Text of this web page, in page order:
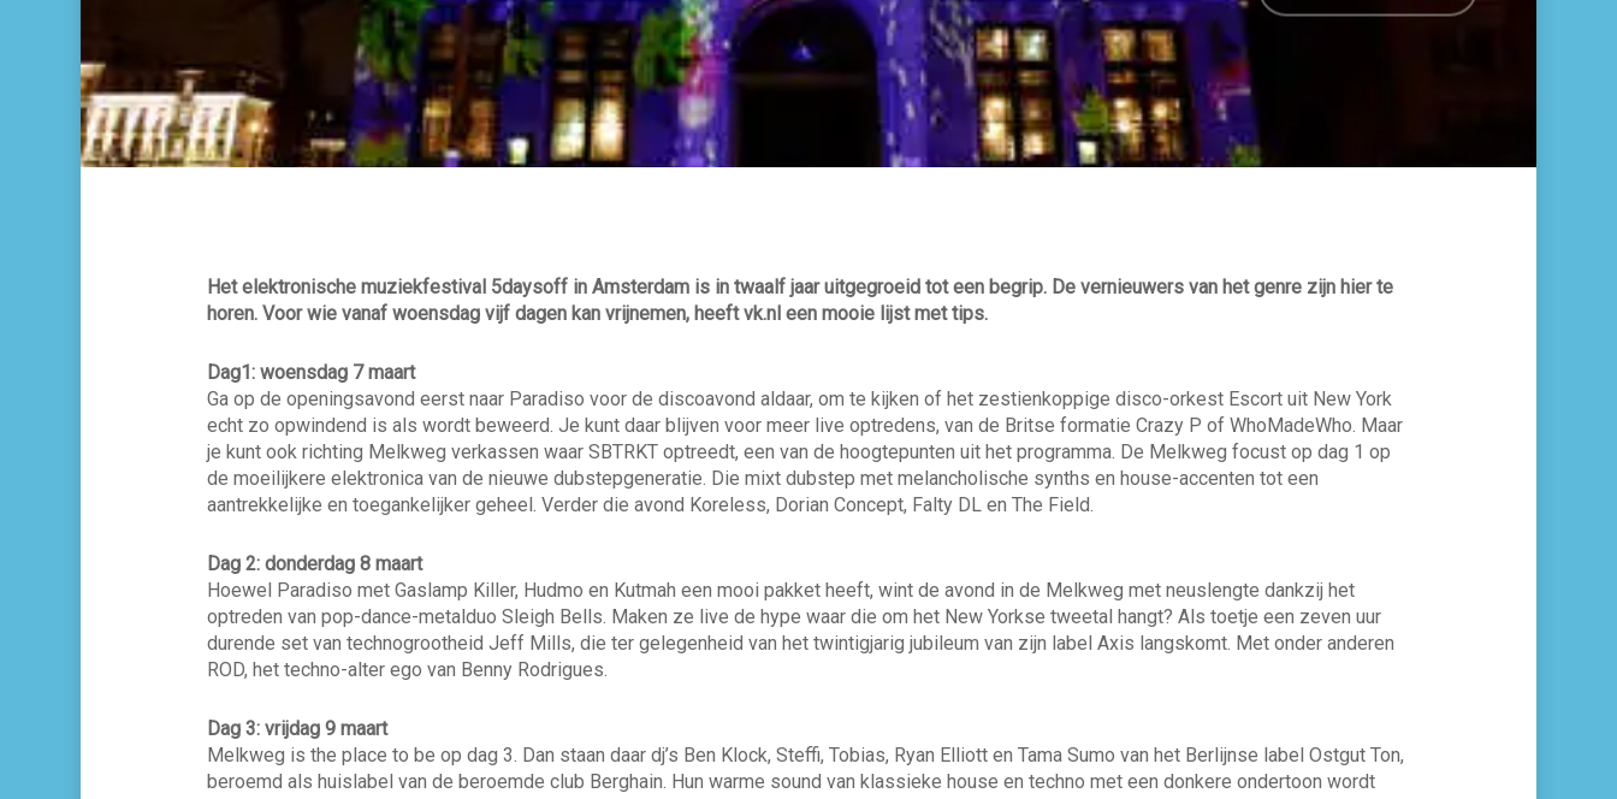
Het elektronische muziekfestival 5daysoff in Amsterdam is in twaalf jaar uitgegroeid tot een begrip. De vernieuwers van het genre zijn hier te
horen. Voor wie vanaf woensdag vijf dagen kan vrijnemen, heeft vk.nl een mooie lijst met tips.
Dag1: woensdag 7 maart
Ga op de openingsavond eerst naar Paradiso voor de discoavond aldaar, om te kijken of het zestienkoppige disco-orkest Escort uit New York
echt zo opwindend is als wordt beweerd. Je kunt daar blijven voor meer live optredens, van de Britse formatie Crazy P of WhoMadeWho. Maar
je kunt ook richting Melkweg verkassen waar SBTRKT optreedt, een van de hoogtepunten uit het programma. De Melkweg focust op dag 1 op
de moeilijkere elektronica van de nieuwe dubstepgeneratie. Die mixt dubstep met melancholische synths en house-accenten tot een
aantrekkelijke en toegankelijker geheel. Verder die avond Koreless, Dorian Concept, Falty DL en The Field.
Dag 2: donderdag 8 maart
Hoewel Paradiso met Gaslamp Killer, Hudmo en Kutmah een mooi pakket heeft, wint de avond in de Melkweg met neuslengte dankzij het
optreden van pop-dance-metalduo Sleigh Bells. Maken ze live de hype waar die om het New Yorkse tweetal hangt? Als toetje een zeven uur
durende set van technogrootheid Jeff Mills, die ter gelegenheid van het twintigjarig jubileum van zijn label Axis langskomt. Met onder anderen
ROD, het techno-alter ego van Benny Rodrigues.
Dag 3: vrijdag 9 maart
Melkweg is the place to be op dag 3. Dan staan daar dj’s Ben Klock, Steffi, Tobias, Ryan Elliott en Tama Sumo van het Berlijnse label Ostgut Ton,
beroemd als huislabel van de beroemde club Berghain. Hun warme sound van klassieke house en techno met een donkere ondertoon wordt